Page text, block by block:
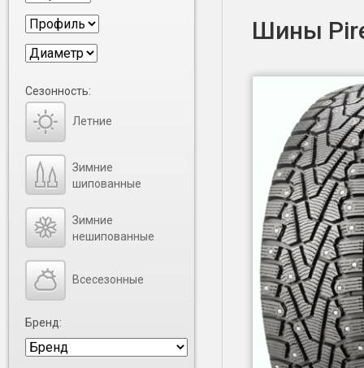
Шины
Сезонность:
Летние
Зимние
шипованные
Зимние
нешипованные
Всесезонные
Бренд: